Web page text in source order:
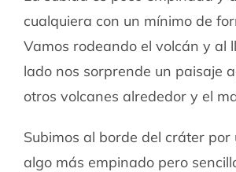
cualquiera con un mínimo de
Vamos rodeando el volcán y al
lado nos sorprende un paisaje
otros volcanes alrededor y el
Subimos al borde del cráter por
algo más empinado pero